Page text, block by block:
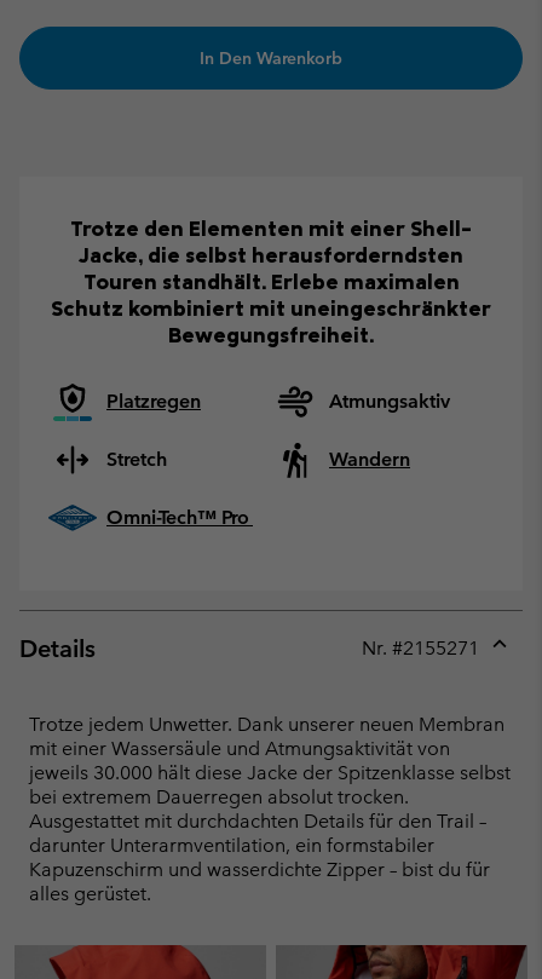
In Den Warenkorb
Trotze den Elementen mit einer Shell-
Jacke, die selbst herausforderndsten
Touren standhält. Erlebe maximalen
Schutz kombiniert mit uneingeschränkter
Bewegungsfreiheit.
Platzregen Atmungsaktiv
Stretch Wandern
Omni-Tech™ Pro
Details Nr. #2155271
Trotze jedem Unwetter. Dank unserer neuen Membran
mit einer Wassersäule und Atmungsaktivität von
jeweils 30.000 hält diese Jacke der Spitzenklasse selbst
bei extremem Dauerregen absolut trocken.
Ausgestattet mit durchdachten Details für den Trail –
darunter Unterarmventilation, ein formstabiler
Kapuzenschirm und wasserdichte Zipper – bist du für
alles gerüstet.